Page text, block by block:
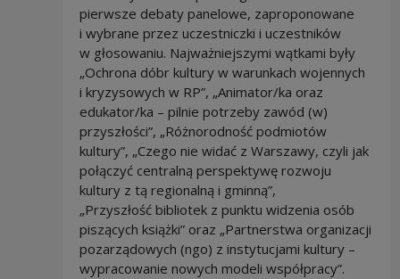
pierwsze debaty panelowe, zaproponowane
i wybrane przez uczestniczki i uczestników
w głosowaniu. Najważniejszymi wątkami były
„Ochrona dóbr kultury w warunkach wojennych
i kryzysowych w RP”, „Animator/ka oraz
edukator/ka – pilnie potrzeby zawód (w)
przyszłości”, „Różnorodność podmiotów
kultury”, „Czego nie widać z Warszawy, czyli jak
połączyć centralną perspektywę rozwoju
kultury z tą regionalną i gminną”,
„Przyszłość bibliotek z punktu widzenia osób
piszących książki” oraz „Partnerstwa organizacji
pozarządowych (ngo) z instytucjami kultury –
wypracowanie nowych modeli współpracy”.